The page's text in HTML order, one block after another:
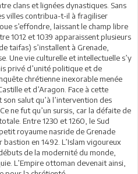
clans et lignées dynastiques. Sans
villes contribua-t-il à fragiliser
s’effondre, laissant le champ libre
1012 et 1039 apparaissent plusieurs
taifas) s’installent à Grenade,
Une vie culturelle et intellectuelle s’y
privé d’unité politique et de
chrétienne inexorable menée
et d’Aragon. Face à cette
salut qu’à l’intervention des
ne fut qu’un sursis, car la défaite de
Entre 1230 et 1260, le Sud
royaume nasride de Grenade
bastion en 1492. L’Islam vigoureux
de la modernité du monde,
L’Empire ottoman devenait ainsi,